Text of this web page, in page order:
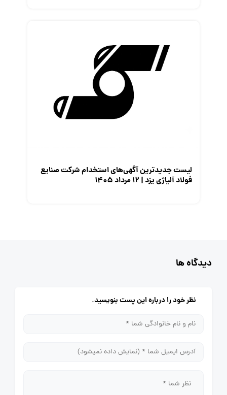
لیست جدیدترین آگهی‌های استخدام شرکت صنایع
فولاد آلیاژی یزد | ۱۲ مرداد ۱۴۰۵
دیدگاه ها
نظر خود را درباره این پست بنویسید.